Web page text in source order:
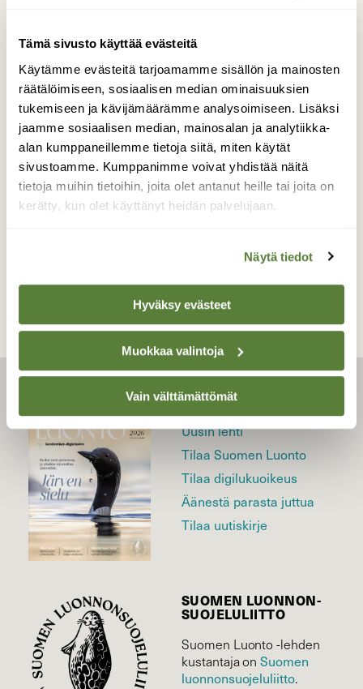
Tämä sivusto käyttää evästeitä
Käytämme evästeitä tarjoamamme sisällön ja mainosten
räätälöimiseen, sosiaalisen median ominaisuuksien
tukemiseen ja kävijämäärämme analysoimiseen. Lisäksi
jaamme sosiaalisen median, mainosalan ja analytiikka-
alan kumppaneillemme tietoja siitä, miten käytät
sivustoamme. Kumppanimme voivat yhdistää näitä
tietoja muihin tietoihin, joita olet antanut heille tai joita on
kerätty, kun olet käyttänyt heidän palvelujaan.
Näytä tiedot
Hyväksy evästeet
Muokkaa valintoja
Vain välttämättömät
Katkaistu pieni vaahtera
Ei aio luovuttaa, vaan yrittää jatkaa
kasvuaan.
Valokuvaaja: Reijo Juurinen, Töölönlahti Toukokuu
TAKAISIN LISTAAN
LEHTI
Uusin lehti
Tilaa Suomen Luonto
Tilaa digilukuoikeus
Äänestä parasta juttua
Tilaa uutiskirje
SUOMEN LUONNON­
SUOJELU­LIITTO
Suomen Luonto -lehden
kustantaja onSuomen
luonnonsuojelu­liitto.